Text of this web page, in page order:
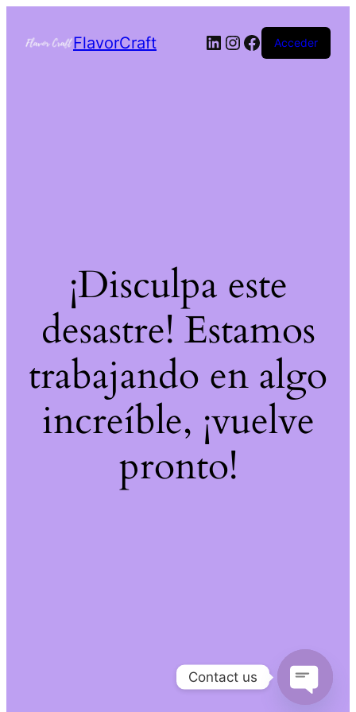
FlavorCraft Acceder
¡Disculpa este
desastre! Estamos
trabajando en algo
increíble, ¡vuelve
pronto!
Contact us